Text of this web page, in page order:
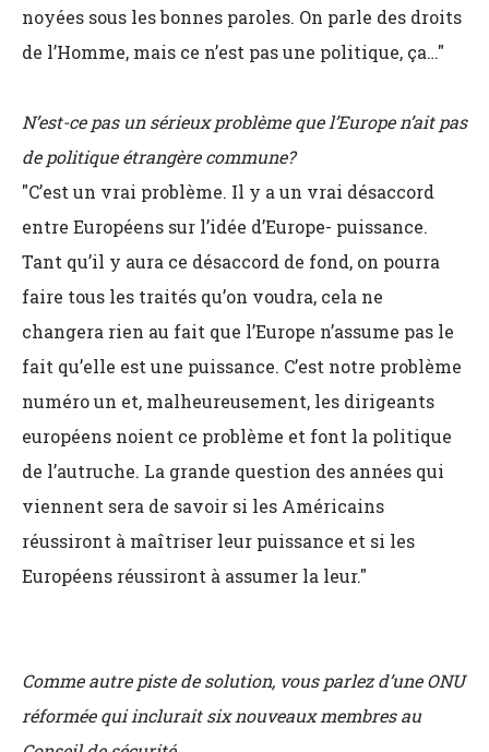
noyées sous les bonnes paroles. On parle des droits
de l’Homme, mais ce n’est pas une politique, ça…"
N’est-ce pas un sérieux problème que l’Europe n’ait pas
de politique étrangère commune?
"C’est un vrai problème. Il y a un vrai désaccord
entre Européens sur l’idée d’Europe- puissance.
Tant qu’il y aura ce désaccord de fond, on pourra
faire tous les traités qu’on voudra, cela ne
changera rien au fait que l’Europe n’assume pas le
fait qu’elle est une puissance. C’est notre problème
numéro un et, malheureusement, les dirigeants
européens noient ce problème et font la politique
de l’autruche. La grande question des années qui
viennent sera de savoir si les Américains
réussiront à maîtriser leur puissance et si les
Européens réussiront à assumer la leur."
Comme autre piste de solution, vous parlez d’une ONU
réformée qui inclurait six nouveaux membres au